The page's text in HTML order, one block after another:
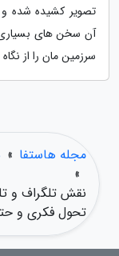
تصویر کشیده شده و
آن سخن های
سرزمین مان را از
مجله هاستفا »
»
نقش تلگراف و
تحول فکری و